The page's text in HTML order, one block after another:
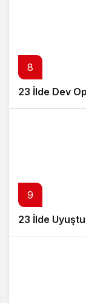
8
23 İlde Dev
9
23 İlde